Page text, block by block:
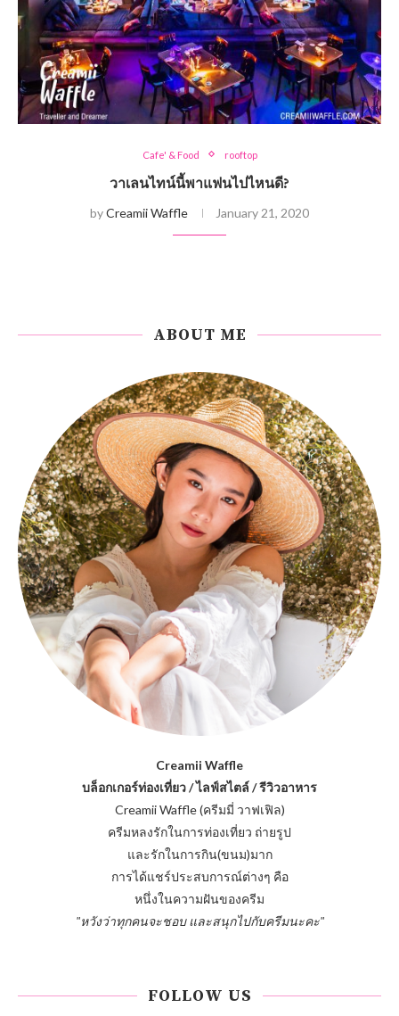
Cafe' & Food rooftop
วาเลนไทน์นี้พาแฟนไปไหนดี?
byCreamii Waffle January 21, 2020
ABOUT ME
Creamii Waffle
บล็อกเกอร์ท่องเที่ยว / ไลฟ์สไตล์ / รีวิวอาหาร
Creamii Waffle (ครีมมี่ วาฟเฟิล)
ครีมหลงรักในการท่องเที่ยว ถ่ายรูป
และรักในการกิน(ขนม)มาก
การได้แชร์ประสบการณ์ต่างๆ คือ
หนึ่งในความฝันของครีม
"หวังว่าทุกคนจะชอบ และสนุกไปกับครีมนะคะ"
FOLLOW US